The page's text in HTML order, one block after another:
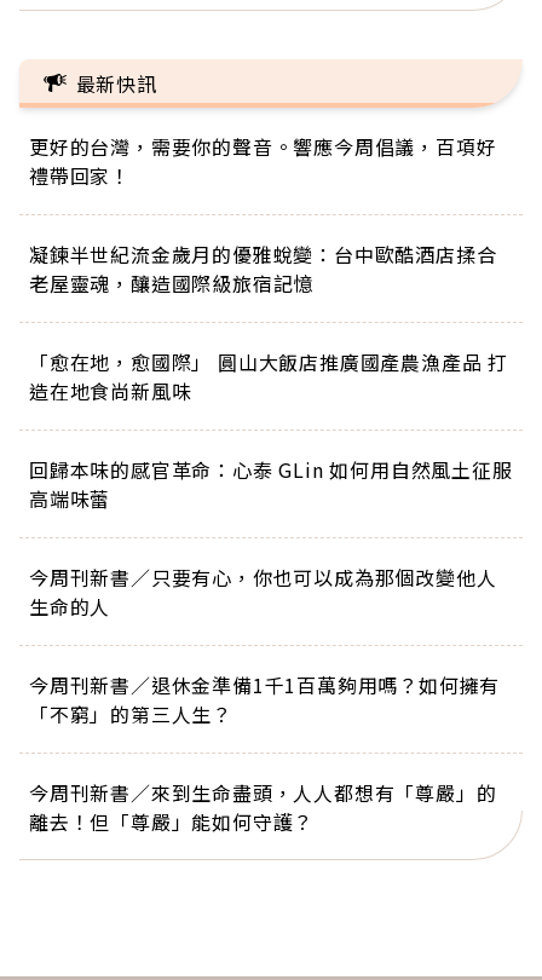
最新快訊
更好的台灣，需要你的聲音。響應今周倡議，百項好
禮帶回家！
凝鍊半世紀流金歲月的優雅蛻變：台中歐酷酒店揉合
老屋靈魂，釀造國際級旅宿記憶
「愈在地，愈國際」 圓山大飯店推廣國產農漁產品 打
造在地食尚新風味
回歸本味的感官革命：心泰 GLin 如何用自然風土征服
高端味蕾
今周刊新書／只要有心，你也可以成為那個改變他人
生命的人
今周刊新書／退休金準備1千1百萬夠用嗎？如何擁有
「不窮」的第三人生？
今周刊新書／來到生命盡頭，人人都想有「尊嚴」的
離去！但「尊嚴」能如何守護？